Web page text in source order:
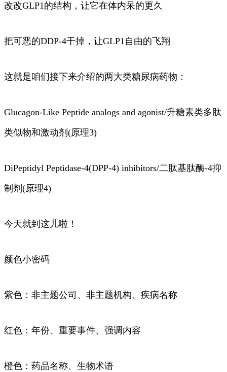
改改GLP1的结构，让它在体内呆的更久
把可恶的DDP-4干掉，让GLP1自由的飞翔
这就是咱们接下来介绍的两大类糖尿病药物：
Glucagon-Like Peptide analogs and agonist/升糖素类多肽
类似物和激动剂(原理3)
DiPeptidyl Peptidase-4(DPP-4) inhibitors/二肽基肽酶-4抑
制剂(原理4)
今天就到这儿啦！
颜色小密码
紫色：非主题公司、非主题机构、疾病名称
红色：年份、重要事件、强调内容
橙色：药品名称、生物术语